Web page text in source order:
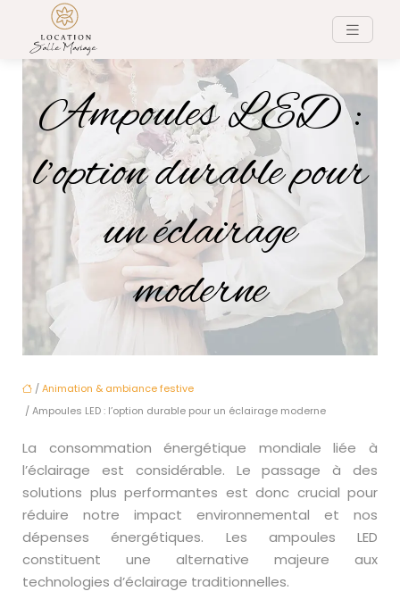
Ampoules LED :
l’option durable pour
un éclairage
moderne
/Animation & ambiance festive
/ Ampoules LED : l’option durable pour un éclairage moderne
La consommation énergétique mondiale liée à
l’éclairage est considérable. Le passage à des
solutions plus performantes est donc crucial pour
réduire notre impact environnemental et nos
dépenses énergétiques. Les ampoules LED
constituent une alternative majeure aux
technologies d’éclairage traditionnelles.